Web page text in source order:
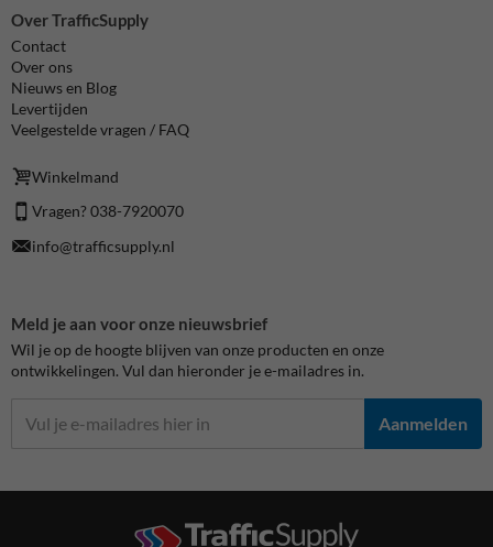
Over TrafficSupply
Contact
Over ons
Nieuws en Blog
Levertijden
Veelgestelde vragen / FAQ
Winkelmand
Vragen? 038-7920070
info@trafficsupply.nl
Meld je aan voor onze nieuwsbrief
Wil je op de hoogte blijven van onze producten en onze
ontwikkelingen. Vul dan hieronder je e-mailadres in.
Aanmelden